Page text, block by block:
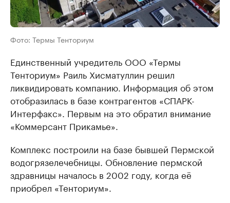
Фото: Термы Тенториум
Единственный учредитель ООО «Термы
Тенториум» Раиль Хисматуллин решил
ликвидировать компанию. Информация об этом
отобразилась в базе контрагентов «СПАРК-
Интерфакс». Первым на это обратил внимание
«Коммерсант Прикамье».
Комплекс построили на базе бывшей Пермской
водогрязелечебницы. Обновление пермской
здравницы началось в 2002 году, когда её
приобрел «Тенториум».